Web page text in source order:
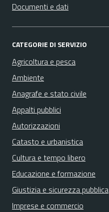
Documenti e dati
CATEGORIE DI SERVIZIO
Agricoltura e pesca
Ambiente
Anagrafe e stato civile
Appalti pubblici
Autorizzazioni
Catasto e urbanistica
Cultura e tempo libero
Educazione e formazione
Giustizia e sicurezza pubblica
Imprese e commercio